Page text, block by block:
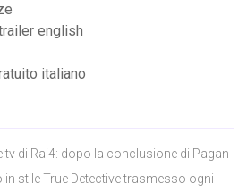
english
italiano
tv di Rai4: dopo la conclusione di Pagan
in stile True Detective trasmesso ogni